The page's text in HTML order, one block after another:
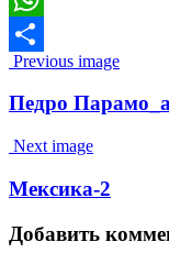
WhatsApp
Отправить
Image
navigation
Previous image
Педро
Next image
Мексика-2
Добавить